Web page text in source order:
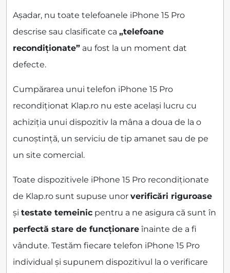
Așadar, nu toate telefoanele iPhone 15 Pro
descrise sau clasificate ca „telefoane
recondiționate” au fost la un moment dat
defecte.
Cumpărarea unui telefon iPhone 15 Pro
recondiționat Klap.ro nu este același lucru cu
achiziția unui dispozitiv la mâna a doua de la o
cunoștință, un serviciu de tip amanet sau de pe
un site comercial.
Toate dispozitivele iPhone 15 Pro recondiționate
de Klap.ro sunt supuse unor verificări riguroase
și testate temeinic pentru a ne asigura că sunt în
perfectă stare de funcționare înainte de a fi
vândute. Testăm fiecare telefon iPhone 15 Pro
individual și supunem dispozitivul la o verificare